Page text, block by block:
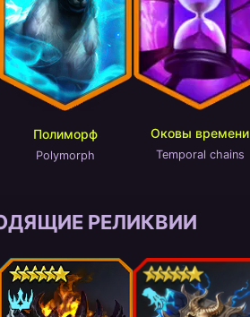
Полиморф
Polymorph
Оковы времени
Temporal chains
РЕЛИКВИИ